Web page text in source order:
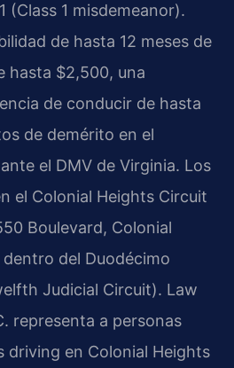
(Class 1 misdemeanor).
de hasta 12 meses de
hasta $2,500, una
de conducir de hasta
de demérito en el
el DMV de Virginia. Los
el Colonial Heights Circuit
Boulevard, Colonial
del Duodécimo
Judicial Circuit). Law
representa a personas
driving en Colonial Heights